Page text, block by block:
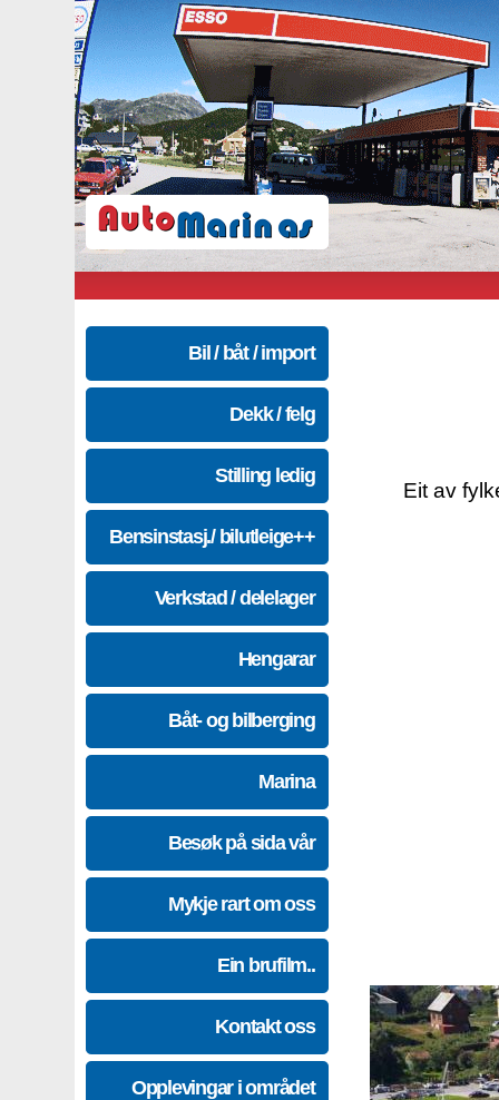
Bil / båt / import
Dekk / felg
Stilling ledig
Bensinstasj./ bilutleige++
Verkstad / delelager
Hengarar
Båt- og bilberging
Marina
Besøk på sida vår
Mykje rart om oss
Ein brufilm..
Kontakt oss
Opplevingar i området
Eit av